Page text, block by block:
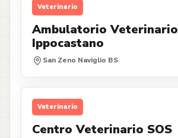
Veterinario
Ambulatorio Veterinario
Ippocastano
San Zeno Naviglio BS
Veterinario
Centro Veterinario SOS